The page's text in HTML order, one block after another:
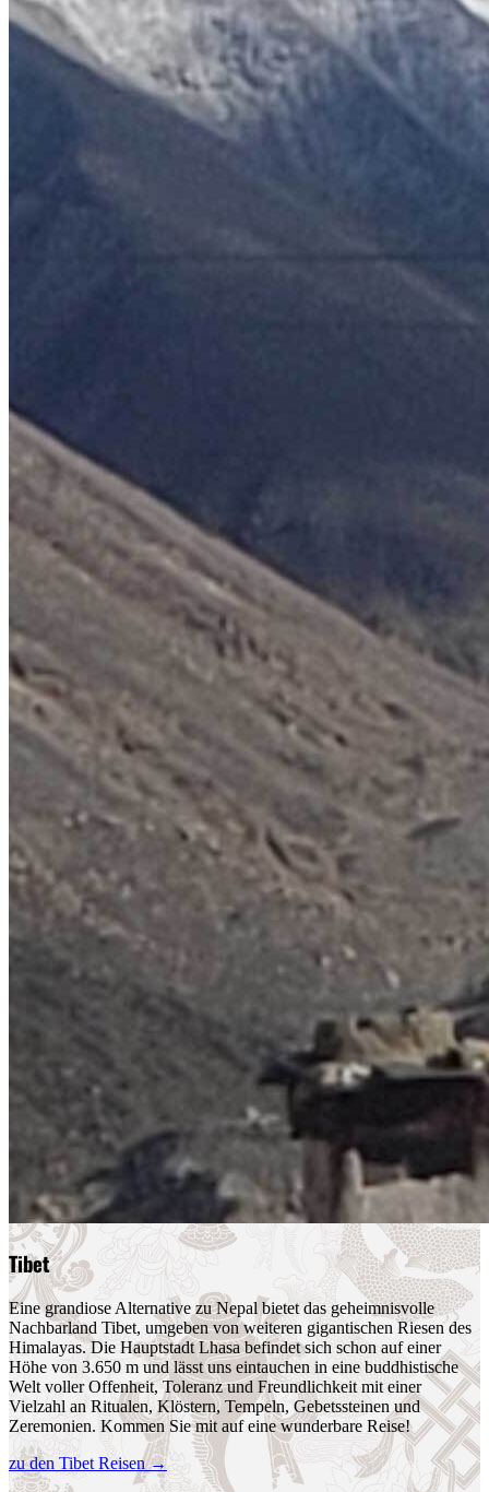
Tibet
Eine grandiose Alternative zu Nepal bietet das geheimnisvolle
Nachbarland Tibet, umgeben von weiteren gigantischen Riesen des
Himalayas. Die Hauptstadt Lhasa befindet sich schon auf einer
Höhe von 3.650 m und lässt uns eintauchen in eine buddhistische
Welt voller Offenheit, Toleranz und Freundlichkeit mit einer
Vielzahl an Ritualen, Klöstern, Tempeln, Gebetssteinen und
Zeremonien. Kommen Sie mit auf eine wunderbare Reise!
zu den Tibet Reisen→